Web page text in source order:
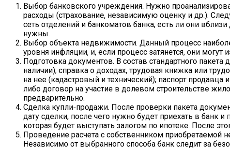
Выбор банковского учреждения. Нужно
расходы (страхование, независимую оценку и др.).
сеть отделений и банкоматов банка, есть ли они
нужны.
Выбор объекта недвижимости. Данный процесс
уровня инфляции, и, если процесс затянется, они могут
Подготовка документов. В состав стандартного
наличии); справка о доходах, трудовая книжка или
на нее (кадастровый и технический); паспорт
либо договор на участие в долевом строительстве
предварительно.
Сделка купли-продажи. После проверки пакета
дату сделки, после чего нужно будет приехать в банк
которая будет выступать залогом по ипотеке. После
Проведение расчета с собственником приобретаемой
Независимо от выбранного способа банк следит за